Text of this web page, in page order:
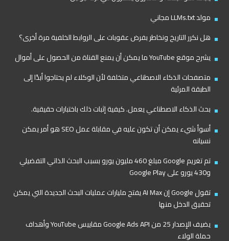
مولد LLMs.txt مجاني
هل نكرر التاريخ ونخاطر بفرض عقوبات على الروابط الخلفية مرة أخرى؟
يشرح موقع YouTube ما يمكن أن يمنع القناة من الحصول على أموال
متصفحات الذكاء الاصطناعي متخلفة لأن الوكلاء لم يحتاجوا أبدًا إلى
الطبقة المرئية
بحث الذكاء الاصطناعي يعمل. كيفية إثبات ذلك باختبارات حقيقية.
أسوأ شيء يمكن أن تكون عليه في مقابلة عمل SEO هو أمر يمكن
نسيانه
تم تغريم Google مبلغ 460 مليون يورو بسبب البحث الذاتي التفضيلي
و430 يورو على Google Play
تقول Google إن AI Max يفتح مليارات عمليات البحث الجديدة التي يمكن
تحقيق الدخل منها
يضيف الإصدار 25 من Google Ads API مقاييس YouTube وأهداف
حملة الولاء